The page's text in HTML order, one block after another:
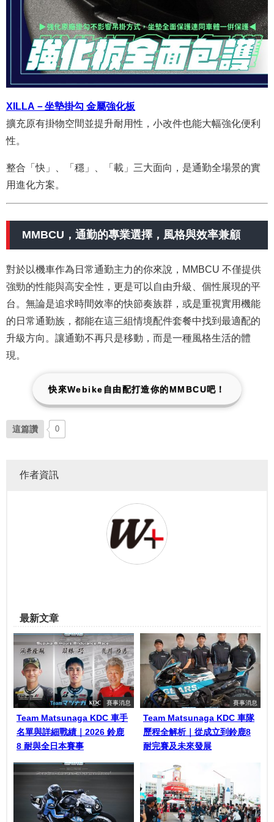
XILLA－坐墊掛勾 金屬強化板
擴充原有掛物空間並提升耐用性，小改件也能大幅強化便利
性。
整合「快」、「穩」、「載」三大面向，是通勤全場景的實
用進化方案。
MMBCU，通勤的專業選擇，風格與效率兼顧
對於以機車作為日常通勤主力的你來說，MMBCU 不僅提供
強勁的性能與高安全性，更是可以自由升級、個性展現的平
台。無論是追求時間效率的快節奏族群，或是重視實用機能
的日常通勤族，都能在這三組情境配件套餐中找到最適配的
升級方向。讓通勤不再只是移動，而是一種風格生活的體
現。
快來Webike自由配打造你的MMBCU吧！
這篇讚 0
作者資訊
最新文章
賽事消息
Team Matsunaga KDC 車手
名單與詳細戰績｜2026 鈴鹿
8 耐與全日本賽事
賽事消息
Team Matsunaga KDC 車隊
歷程全解析｜從成立到鈴鹿8
耐完賽及未來發展